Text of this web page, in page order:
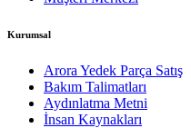
Kurumsal
Arora Yedek Parça Satış
Bakım Talimatları
Aydınlatma Metni
İnsan Kaynakları